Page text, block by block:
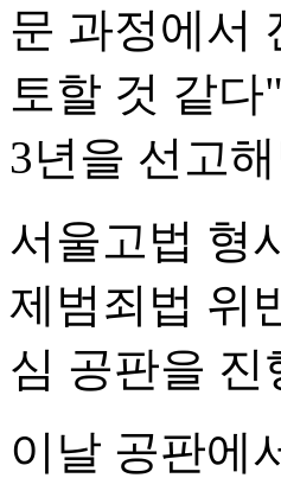
문 과정에서
토할 것 같
3년을 선고
서울고법 형
제범죄법 위
심 공판을 진
이날 공판에